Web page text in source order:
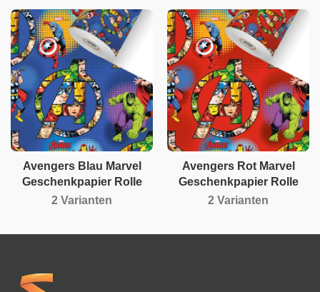
Avengers Blau Marvel
Geschenkpapier Rolle
2 Varianten
Avengers Rot Marvel
Geschenkpapier Rolle
2 Varianten